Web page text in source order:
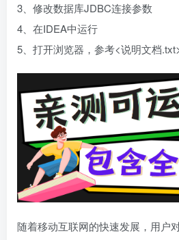
3、修改数据库JDBC连接参数
4、在IDEA中运行
5、打开浏览器，参考<说明文档
随着移动互联网的快速发展，用户